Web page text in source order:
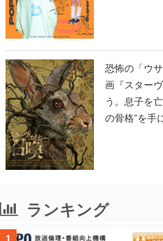
恐怖の「ウ
画『スター
う。息子を
の骨格”を手
ランキング
1